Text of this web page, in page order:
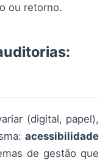
ou retorno.
(digital, papel),
acessibilidade
de gestão que